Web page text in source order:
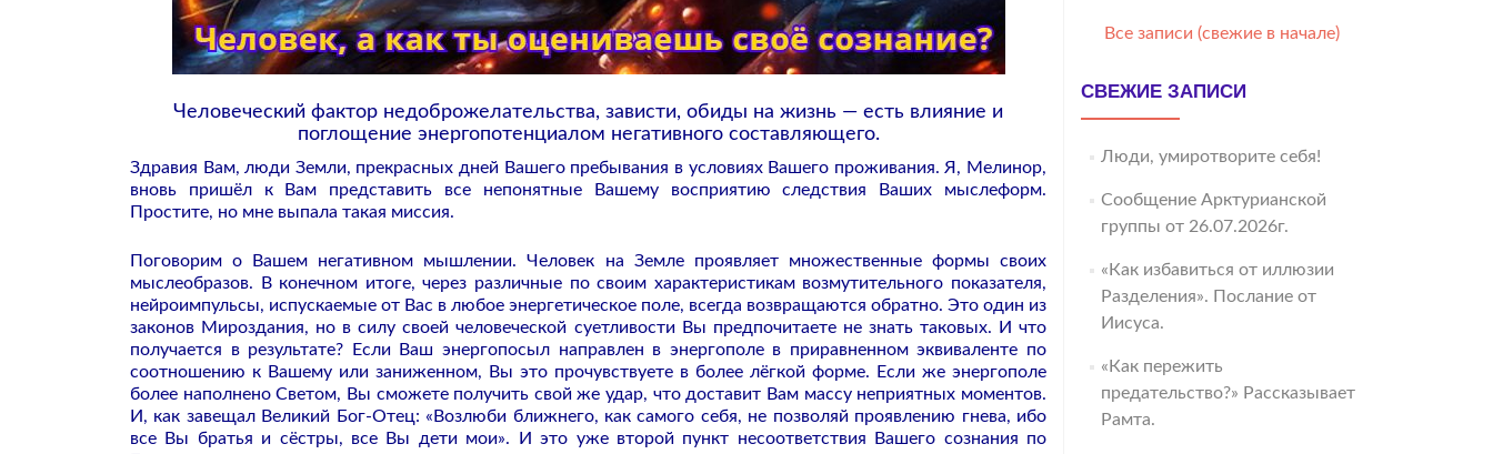
Человеческий фактор недоброжелательства, зависти, обиды на жизнь — есть влияние и
поглощение энергопотенциалом негативного составляющего.
Здравия Вам, люди Земли, прекрасных дней Вашего пребывания в условиях Вашего проживания. Я, Мелинор,
вновь пришёл к Вам представить все непонятные Вашему восприятию следствия Ваших мыслеформ.
Простите, но мне выпала такая миссия.
Поговорим о Вашем негативном мышлении. Человек на Земле проявляет множественные формы своих
мыслеобразов. В конечном итоге, через различные по своим характеристикам возмутительного показателя,
нейроимпульсы, испускаемые от Вас в любое энергетическое поле, всегда возвращаются обратно. Это один из
законов Мироздания, но в силу своей человеческой суетливости Вы предпочитаете не знать таковых. И что
получается в результате? Если Ваш энергопосыл направлен в энергополе в приравненном эквиваленте по
соотношению к Вашему или заниженном, Вы это прочувствуете в более лёгкой форме. Если же энергополе
более наполнено Светом, Вы сможете получить свой же удар, что доставит Вам массу неприятных моментов.
И, как завещал Великий Бог-Отец: «Возлюби ближнего, как самого себя, не позволяй проявлению гнева, ибо
все Вы братья и сёстры, все Вы дети мои». И это уже второй пункт несоответствия Вашего сознания по
Все записи (свежие в начале)
СВЕЖИЕ ЗАПИСИ
Люди, умиротворите себя!
Сообщение Арктурианской
группы от 26.07.2026г.
«Как избавиться от иллюзии
Разделения». Послание от
Иисуса.
«Как пережить
предательство?» Рассказывает
Рамта.